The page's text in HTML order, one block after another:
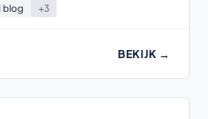
blog +3
BEKIJK →